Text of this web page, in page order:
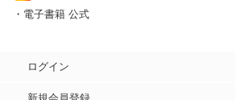
・電子書籍 公式
ログイン